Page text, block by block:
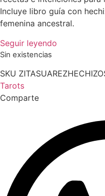
Incluye libro guía con
femenina ancestral.
Seguir leyendo
Sin existencias
SKU
Tarots
Comparte